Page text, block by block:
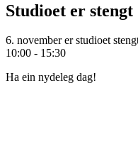
Studioet er stengt
6. november er studioet
10:00 - 15:30
Ha ein nydeleg dag!